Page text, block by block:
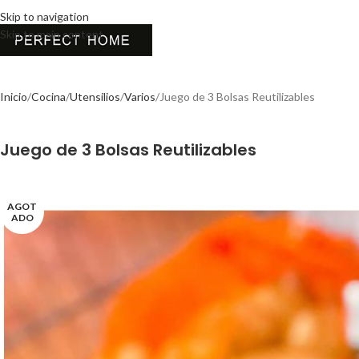
Skip to navigation
Skip to main content
Inicio Cocina Utensilios Varios Juego de 3 Bolsas Reutilizables
Juego de 3 Bolsas Reutilizables
AGOT
ADO